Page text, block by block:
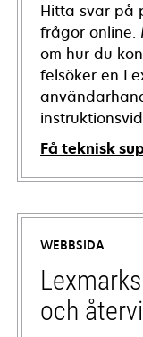
Hitta svar på
frågor online.
om hur du
felsöker en
Få teknisk
opens
in
new
tab
WEBBSIDA
och